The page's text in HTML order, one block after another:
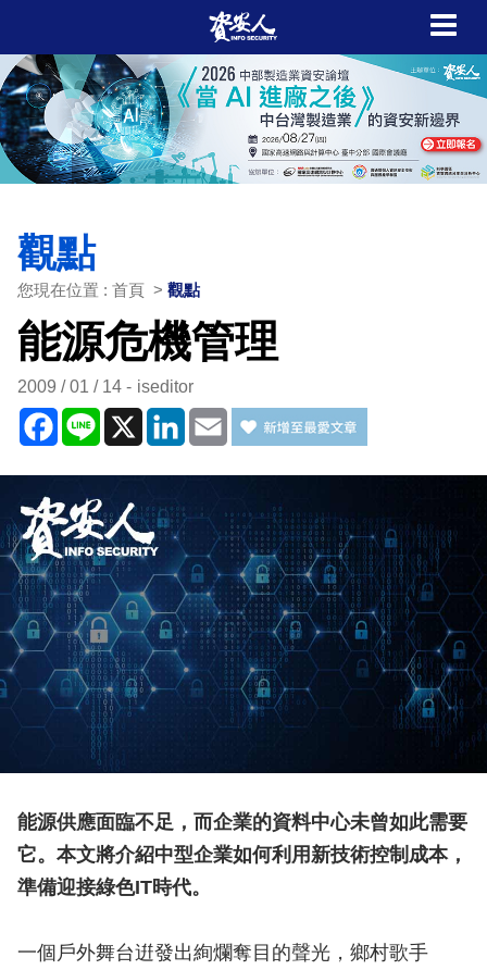
觀點
您現在位置 : 首頁 > 觀點
能源危機管理
2009 / 01 / 14 iseditor
Facebook
Line X LinkedIn
Email
能源供應面臨不足，而企業的資料中心未曾如此需要
它。本文將介紹中型企業如何利用新技術控制成本，
準備迎接綠色IT時代。
一個戶外舞台逬發出絢爛奪目的聲光，鄉村歌手